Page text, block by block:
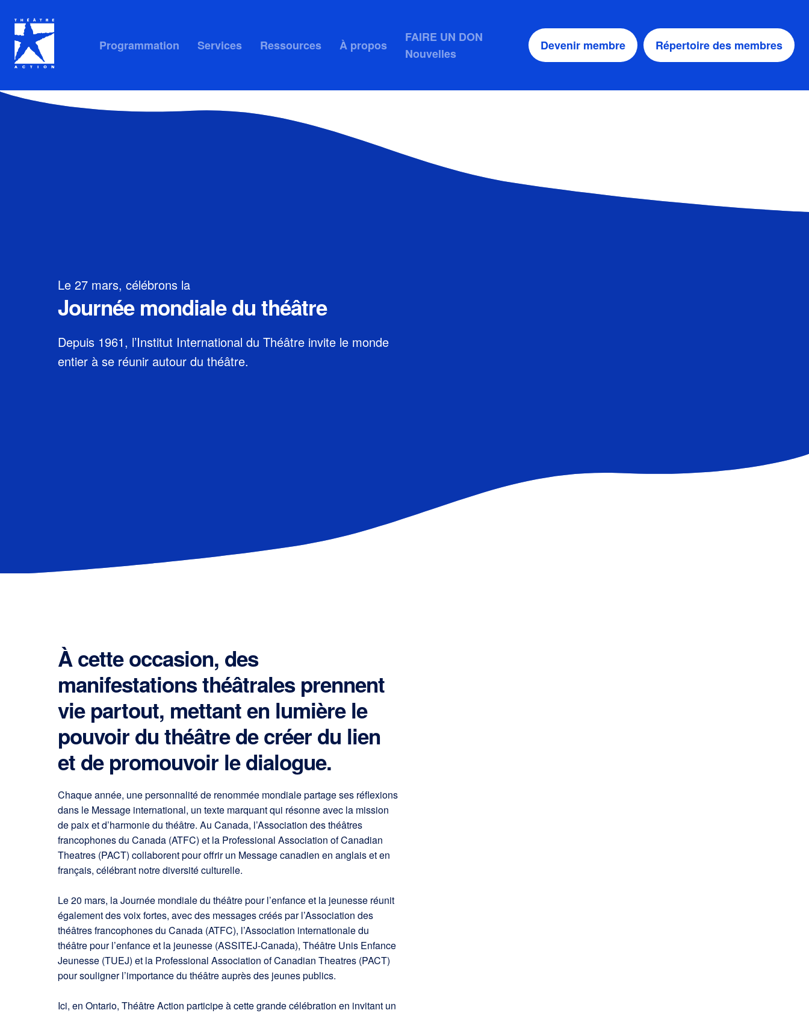
Programmation Services Ressources À propos
FAIRE UN DON
Nouvelles
Devenir membre Répertoire des membres
Le 27 mars, célébrons la
Journée mondiale du théâtre
Depuis 1961, l’Institut International du Théâtre invite le monde
entier à se réunir autour du théâtre.
À cette occasion, des
manifestations théâtrales prennent
vie partout, mettant en lumière le
pouvoir du théâtre de créer du lien
et de promouvoir le dialogue.
Chaque année, une personnalité de renommée mondiale partage ses réflexions
dans le Message international, un texte marquant qui résonne avec la mission
de paix et d’harmonie du théâtre. Au Canada, l’Association des théâtres
francophones du Canada (ATFC) et la Professional Association of Canadian
Theatres (PACT) collaborent pour offrir un Message canadien en anglais et en
français, célébrant notre diversité culturelle.
Le 20 mars, la Journée mondiale du théâtre pour l’enfance et la jeunesse réunit
également des voix fortes, avec des messages créés par l’Association des
théâtres francophones du Canada (ATFC), l’Association internationale du
théâtre pour l’enfance et la jeunesse (ASSITEJ-Canada), Théâtre Unis Enfance
Jeunesse (TUEJ) et la Professional Association of Canadian Theatres (PACT)
pour souligner l’importance du théâtre auprès des jeunes publics.
Ici, en Ontario, Théâtre Action participe à cette grande célébration en invitant un